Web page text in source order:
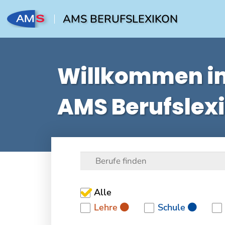
AMS BERUFSLEXIKON
Willkommen
AMS
Alle
Lehre
Schule